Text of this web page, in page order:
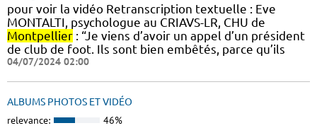
pour voir la vidéo Retranscription textuelle : Eve
MONTALTI, psychologue au CRIAVS-LR, CHU de
Montpellier : “Je viens d’avoir un appel d’un président
de club de foot. Ils sont bien embêtés, parce qu’ils
04/07/2024 02:00
ALBUMS PHOTOS ET VIDÉO
relevance: 46%